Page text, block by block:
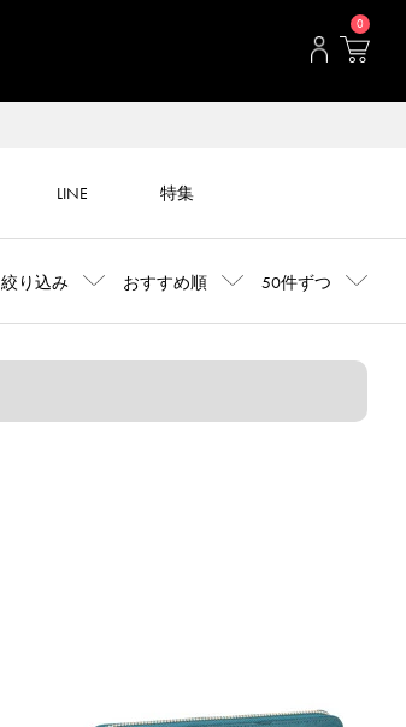
0
LINE 特集
絞り込み おすすめ順 50件ずつ